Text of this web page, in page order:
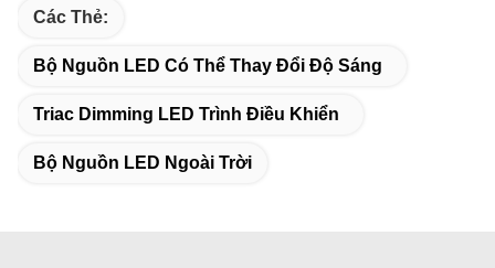
Các Thẻ:
Bộ Nguồn LED Có Thể Thay Đổi Độ Sáng
Triac Dimming LED Trình Điều Khiển
Bộ Nguồn LED Ngoài Trời